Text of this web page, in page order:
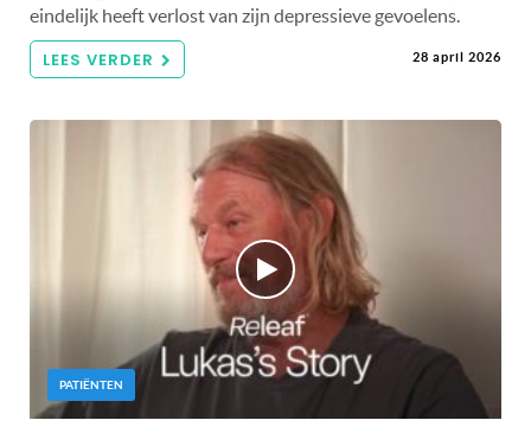
eindelijk heeft verlost van zijn depressieve gevoelens.
LEES VERDER 28 april 2026
PATIËNTEN